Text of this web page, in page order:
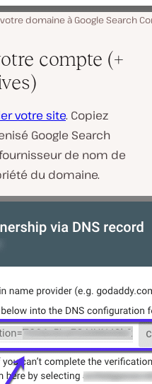
domaine à Google Search
compte (+
votre site. Copiez
Google Search
de nom de
du domaine.